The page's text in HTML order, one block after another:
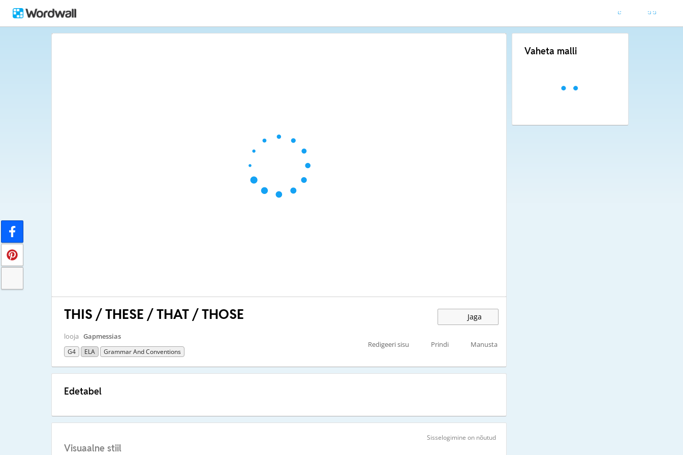
THIS / THESE / THAT / THOSE Jaga
looja Gapmessias
G4 ELA Grammar And Conventions
Redigeeri sisu Prindi Manusta
Edetabel
Sisselogimine on nõutud
Visuaalne stiil
Vaheta malli